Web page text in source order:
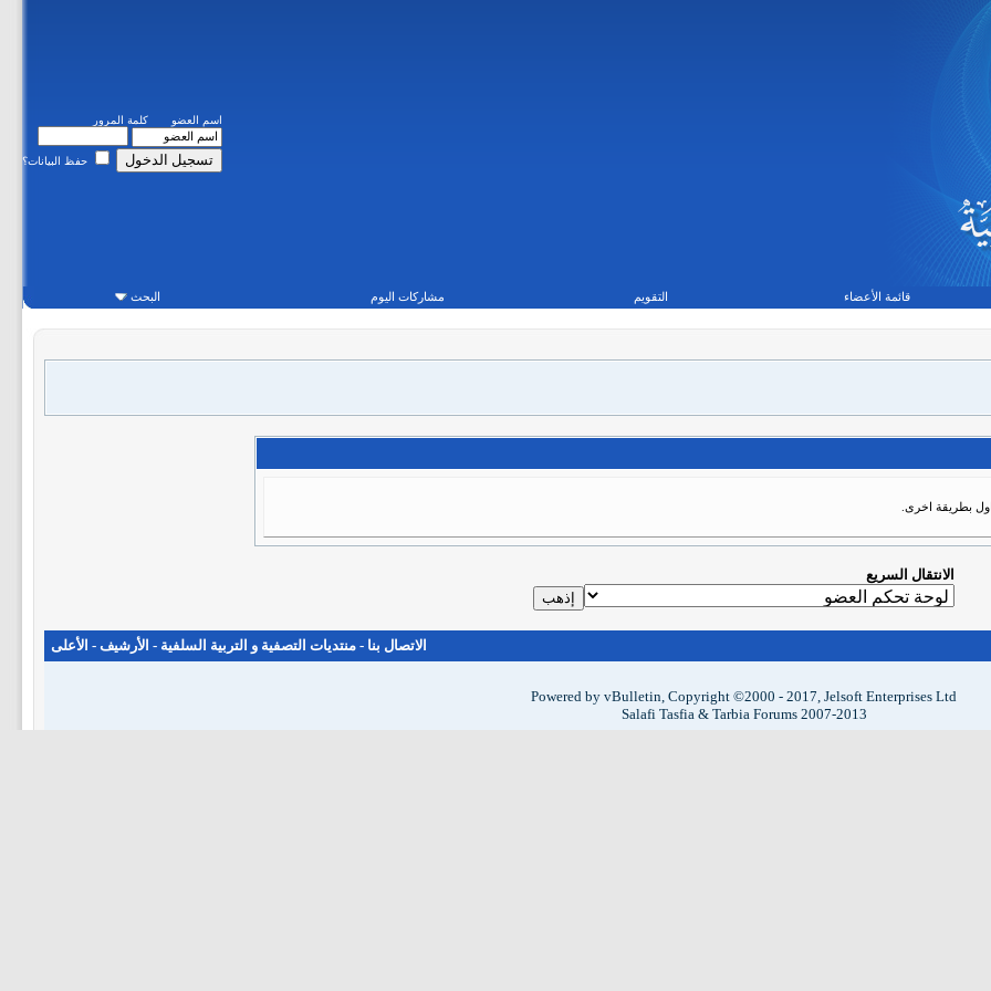
اسم العضو كلمة المرور
حفظ البيانات؟
قائمة الأعضاء التقويم مشاركات اليوم البحث
بطريقة اخرى.
الانتقال السريع
الاتصال بنا - منتديات التصفية و التربية السلفية - الأرشيف - الأعلى
Powered by vBulletin, Copyright ©2000 - 2017, Jelsoft Enterprises Ltd
Salafi Tasfia & Tarbia Forums 2007-2013